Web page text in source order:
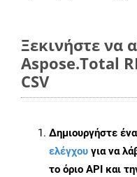
Ξεκινήστε να
Aspose.Total
CSV
Δημιουργήστε
ελέγχου για να
το όριο API και